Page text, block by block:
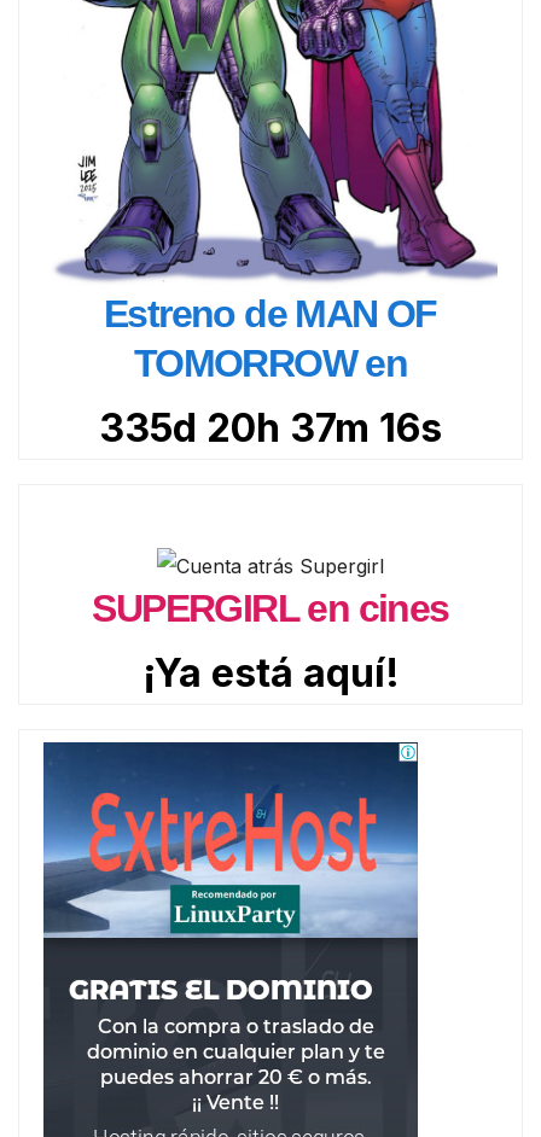
Estreno de MAN OF
TOMORROW en
335d 20h 37m 15s
SUPERGIRL en cines
¡Ya está aquí!